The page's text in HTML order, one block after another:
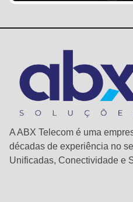
A ABX Telecom é uma
décadas de experiência no
Unificadas, Conectividade e